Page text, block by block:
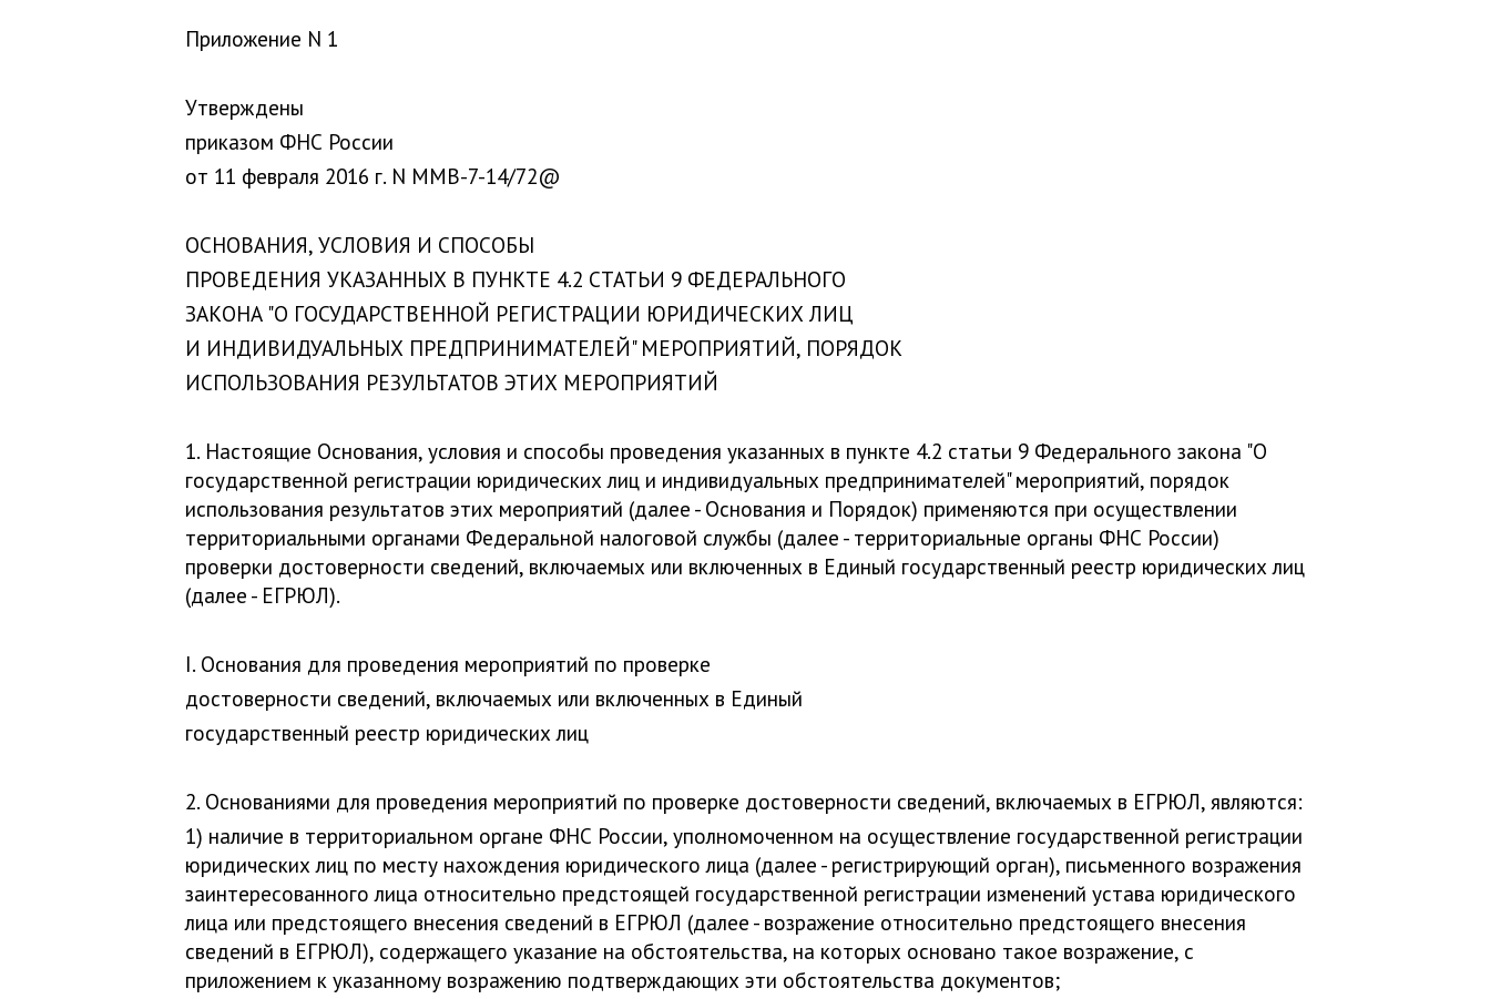
Приложение N 1
Утверждены
приказом ФНС России
от 11 февраля 2016 г. N ММВ-7-14/72@
ОСНОВАНИЯ, УСЛОВИЯ И СПОСОБЫ
ПРОВЕДЕНИЯ УКАЗАННЫХ В ПУНКТЕ 4.2 СТАТЬИ 9 ФЕДЕРАЛЬНОГО
ЗАКОНА "О ГОСУДАРСТВЕННОЙ РЕГИСТРАЦИИ ЮРИДИЧЕСКИХ ЛИЦ
И ИНДИВИДУАЛЬНЫХ ПРЕДПРИНИМАТЕЛЕЙ" МЕРОПРИЯТИЙ, ПОРЯДОК
ИСПОЛЬЗОВАНИЯ РЕЗУЛЬТАТОВ ЭТИХ МЕРОПРИЯТИЙ
1. Настоящие Основания, условия и способы проведения указанных в пункте 4.2 статьи 9 Федерального закона "О
государственной регистрации юридических лиц и индивидуальных предпринимателей" мероприятий, порядок
использования результатов этих мероприятий (далее - Основания и Порядок) применяются при осуществлении
территориальными органами Федеральной налоговой службы (далее - территориальные органы ФНС России)
проверки достоверности сведений, включаемых или включенных в Единый государственный реестр юридических лиц
(далее - ЕГРЮЛ).
I. Основания для проведения мероприятий по проверке
достоверности сведений, включаемых или включенных в Единый
государственный реестр юридических лиц
2. Основаниями для проведения мероприятий по проверке достоверности сведений, включаемых в ЕГРЮЛ, являются:
1) наличие в территориальном органе ФНС России, уполномоченном на осуществление государственной регистрации
юридических лиц по месту нахождения юридического лица (далее - регистрирующий орган), письменного возражения
заинтересованного лица относительно предстоящей государственной регистрации изменений устава юридического
лица или предстоящего внесения сведений в ЕГРЮЛ (далее - возражение относительно предстоящего внесения
сведений в ЕГРЮЛ), содержащего указание на обстоятельства, на которых основано такое возражение, с
приложением к указанному возражению подтверждающих эти обстоятельства документов;